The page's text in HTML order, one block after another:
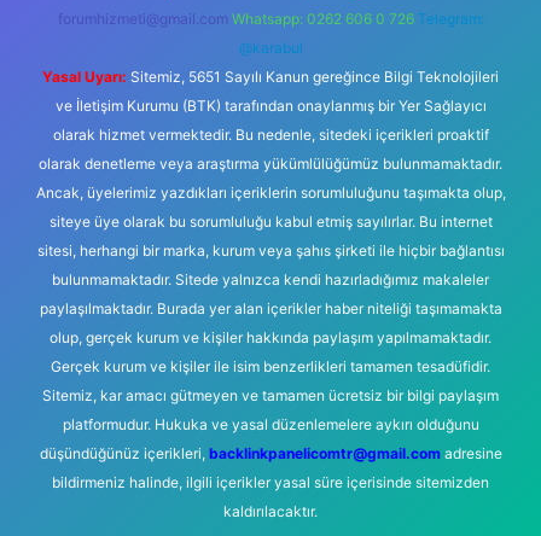
forumhizmeti@gmail.com Whatsapp: 0262 606 0 726 Telegram:
@karabul
Yasal Uyarı: Sitemiz, 5651 Sayılı Kanun gereğince Bilgi Teknolojileri
ve İletişim Kurumu (BTK) tarafından onaylanmış bir Yer Sağlayıcı
olarak hizmet vermektedir. Bu nedenle, sitedeki içerikleri proaktif
olarak denetleme veya araştırma yükümlülüğümüz bulunmamaktadır.
Ancak, üyelerimiz yazdıkları içeriklerin sorumluluğunu taşımakta olup,
siteye üye olarak bu sorumluluğu kabul etmiş sayılırlar. Bu internet
sitesi, herhangi bir marka, kurum veya şahıs şirketi ile hiçbir bağlantısı
bulunmamaktadır. Sitede yalnızca kendi hazırladığımız makaleler
paylaşılmaktadır. Burada yer alan içerikler haber niteliği taşımamakta
olup, gerçek kurum ve kişiler hakkında paylaşım yapılmamaktadır.
Gerçek kurum ve kişiler ile isim benzerlikleri tamamen tesadüfidir.
Sitemiz, kar amacı gütmeyen ve tamamen ücretsiz bir bilgi paylaşım
platformudur. Hukuka ve yasal düzenlemelere aykırı olduğunu
düşündüğünüz içerikleri, backlinkpanelicomtr@gmail.comadresine
bildirmeniz halinde, ilgili içerikler yasal süre içerisinde sitemizden
kaldırılacaktır.